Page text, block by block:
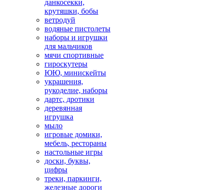
данкосекки,
крутяшки, бобы
ветродуй
водяные пистолеты
наборы и игрушки
для мальчиков
мячи спортивные
гироскутеры
ЮЮ, минискейты
украшения,
рукоделие, наборы
дартс, дротики
деревянная
игрушка
мыло
игровые домики,
мебель, рестораны
настольные игры
доски, буквы,
цифры
треки, паркинги,
железные дороги